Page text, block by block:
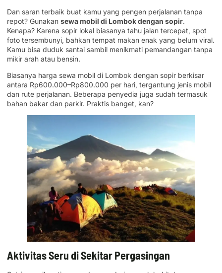
Dan saran terbaik buat kamu yang pengen perjalanan tanpa
repot? Gunakan sewa mobil di Lombok dengan sopir.
Kenapa? Karena sopir lokal biasanya tahu jalan tercepat, spot
foto tersembunyi, bahkan tempat makan enak yang belum viral.
Kamu bisa duduk santai sambil menikmati pemandangan tanpa
mikir arah atau bensin.
Biasanya harga sewa mobil di Lombok dengan sopir berkisar
antara Rp600.000–Rp800.000 per hari, tergantung jenis mobil
dan rute perjalanan. Beberapa penyedia juga sudah termasuk
bahan bakar dan parkir. Praktis banget, kan?
Aktivitas Seru di Sekitar Pergasingan